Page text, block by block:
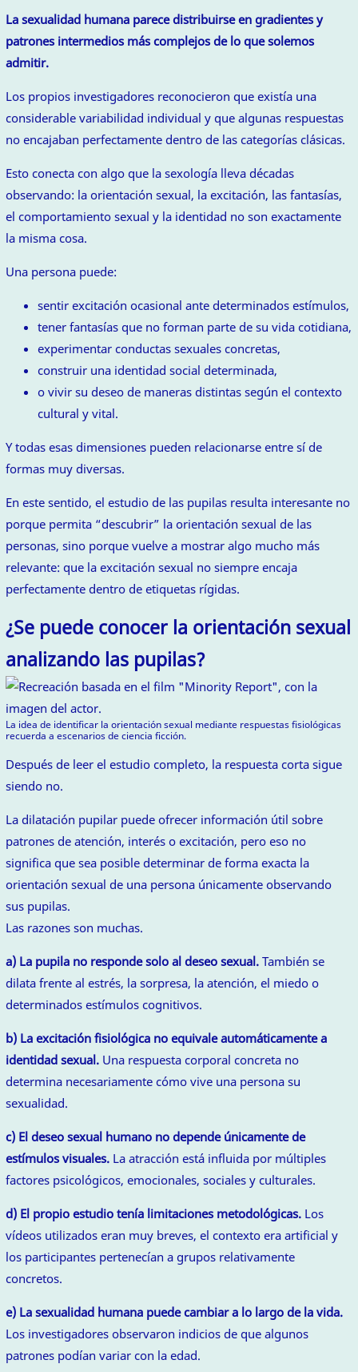
La sexualidad humana parece distribuirse en gradientes y
patrones intermedios más complejos de lo que solemos
admitir.
Los propios investigadores reconocieron que existía una
considerable variabilidad individual y que algunas respuestas
no encajaban perfectamente dentro de las categorías clásicas.
Esto conecta con algo que la sexología lleva décadas
observando: la orientación sexual, la excitación, las fantasías,
el comportamiento sexual y la identidad no son exactamente
la misma cosa.
Una persona puede:
sentir excitación ocasional ante determinados estímulos,
tener fantasías que no forman parte de su vida cotidiana,
experimentar conductas sexuales concretas,
construir una identidad social determinada,
o vivir su deseo de maneras distintas según el contexto
cultural y vital.
Y todas esas dimensiones pueden relacionarse entre sí de
formas muy diversas.
En este sentido, el estudio de las pupilas resulta interesante no
porque permita “descubrir” la orientación sexual de las
personas, sino porque vuelve a mostrar algo mucho más
relevante: que la excitación sexual no siempre encaja
perfectamente dentro de etiquetas rígidas.
¿Se puede conocer la orientación sexual
analizando las pupilas?
La idea de identificar la orientación sexual mediante respuestas fisiológicas
recuerda a escenarios de ciencia ficción.
Después de leer el estudio completo, la respuesta corta sigue
siendo no.
La dilatación pupilar puede ofrecer información útil sobre
patrones de atención, interés o excitación, pero eso no
significa que sea posible determinar de forma exacta la
orientación sexual de una persona únicamente observando
sus pupilas.
Las razones son muchas.
a) La pupila no responde solo al deseo sexual.También se
dilata frente al estrés, la sorpresa, la atención, el miedo o
determinados estímulos cognitivos.
b) La excitación fisiológica no equivale automáticamente a
identidad sexual.Una respuesta corporal concreta no
determina necesariamente cómo vive una persona su
sexualidad.
c) El deseo sexual humano no depende únicamente de
estímulos visuales.La atracción está influida por múltiples
factores psicológicos, emocionales, sociales y culturales.
d) El propio estudio tenía limitaciones metodológicas.Los
vídeos utilizados eran muy breves, el contexto era artificial y
los participantes pertenecían a grupos relativamente
concretos.
e) La sexualidad humana puede cambiar a lo largo de la vida.
Los investigadores observaron indicios de que algunos
patrones podían variar con la edad.